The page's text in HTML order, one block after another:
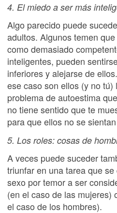
4. El miedo a ser más
Algo parecido puede
adultos. Algunos temen
como demasiado
inteligentes, pueden
inferiores y alejarse de
ese caso son ellos (y no tú)
problema de autoestima
no tiene sentido que te
para que ellos no se
5. Los roles: cosas de
A veces puede suceder
triunfar en una tarea que
sexo por temor a ser
(en el caso de las mujeres)
el caso de los hombres).